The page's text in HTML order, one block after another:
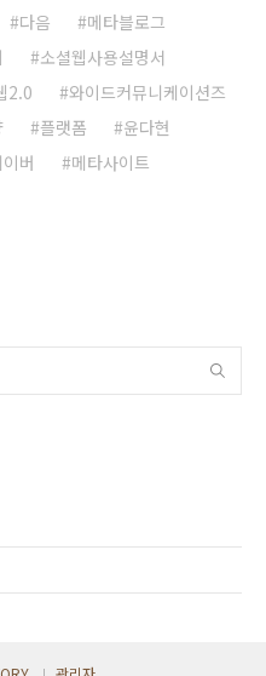
다음
메타블로그
소셜웹사용설명서
2.0
와이드커뮤니케이션즈
플랫폼
윤다현
버
메타사이트